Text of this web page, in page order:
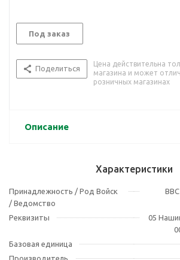
Под заказ
Поделиться
Цена действительна
магазина и может
розничных магазинах
Описание
Характеристики
Принадлежность / Род Войск
/ Ведомство
Реквизиты
05
Базовая единица
Производитель